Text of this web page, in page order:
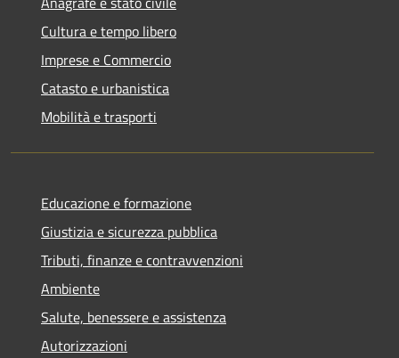
Cultura e tempo libero
Imprese e Commercio
Catasto e urbanistica
Mobilità e trasporti
Educazione e formazione
Giustizia e sicurezza pubblica
Tributi, finanze e contravvenzioni
Ambiente
Salute, benessere e assistenza
Autorizzazioni